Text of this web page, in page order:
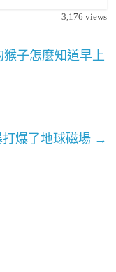
3,176 views
子怎麼知道早上
爆了地球磁場 →